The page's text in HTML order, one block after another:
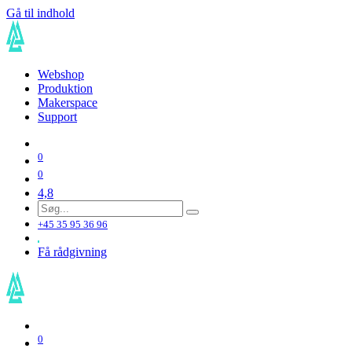
Gå til indhold
Webshop
Produktion
Makerspace
Support
0
0
4,8
+45 35 95 36 96
Få rådgivning
0